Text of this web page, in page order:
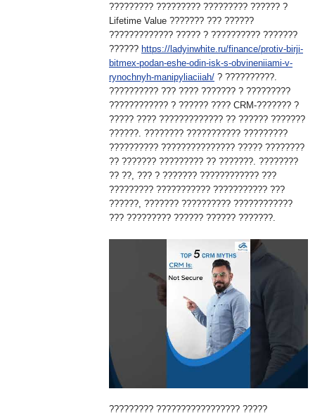
????????? ????????? ????????? ?????? ?
Lifetime Value ??????? ??? ??????
????????????? ????? ? ?????????? ???????
?????? https://ladyinwhite.ru/finance/protiv-birji-
bitmex-podan-eshe-odin-isk-s-obvineniiami-v-
rynochnyh-manipyliaciiah/ ? ??????????.
?????????? ??? ???? ??????? ? ?????????
???????????? ? ?????? ???? CRM-??????? ?
????? ???? ????????????? ?? ?????? ???????
??????. ???????? ??????????? ?????????
?????????? ??????????????? ????? ????????
?? ??????? ????????? ?? ???????. ????????
?? ??, ??? ? ??????? ???????????? ???
????????? ??????????? ??????????? ???
??????, ??????? ?????????? ????????????
??? ????????? ?????? ?????? ???????.
????????? ????????????????? ?????